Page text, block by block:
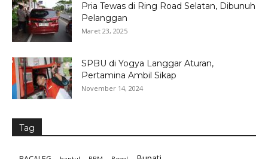
Pria Tewas di Ring Road Selatan, Dibunuh
Pelanggan
Maret 23, 2025
SPBU di Yogya Langgar Aturan,
Pertamina Ambil Sikap
November 14, 2024
Tag